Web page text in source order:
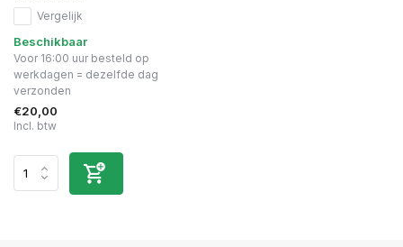
Vergelijk
Beschikbaar
Voor 16:00 uur besteld op
werkdagen = dezelfde dag
verzonden
€20,00
Incl. btw